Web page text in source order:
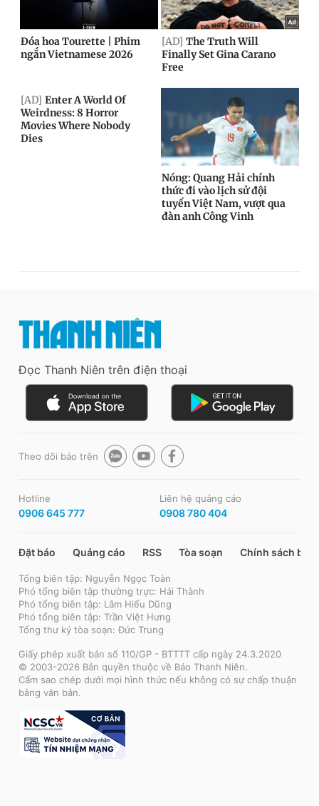
Đọc Thanh Niên trên điện thoại
Theo dõi báo trên
Hotline
0906 645 777
Liên hệ quảng cáo
0908 780 404
Đặt báo Quảng cáo RSS Tòa soạn Chính sách bảo
Tổng biên tập: Nguyễn Ngọc Toàn
Phó tổng biên tập thường trực: Hải Thành
Phó tổng biên tập: Lâm Hiếu Dũng
Phó tổng biên tập: Trần Việt Hưng
Tổng thư ký tòa soạn: Đức Trung
Giấy phép xuất bản số 110/GP - BTTTT cấp ngày 24.3.2020
© 2003-2026 Bản quyền thuộc về Báo Thanh Niên.
Cấm sao chép dưới mọi hình thức nếu không có sự chấp thuận
bằng văn bản.